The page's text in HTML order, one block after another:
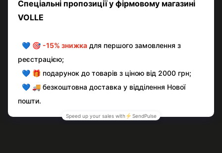
Написати відгук
Повна версія сайту